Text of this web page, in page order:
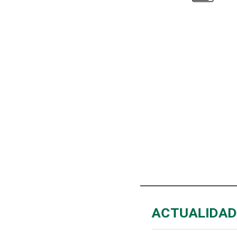
ACTUALIDAD